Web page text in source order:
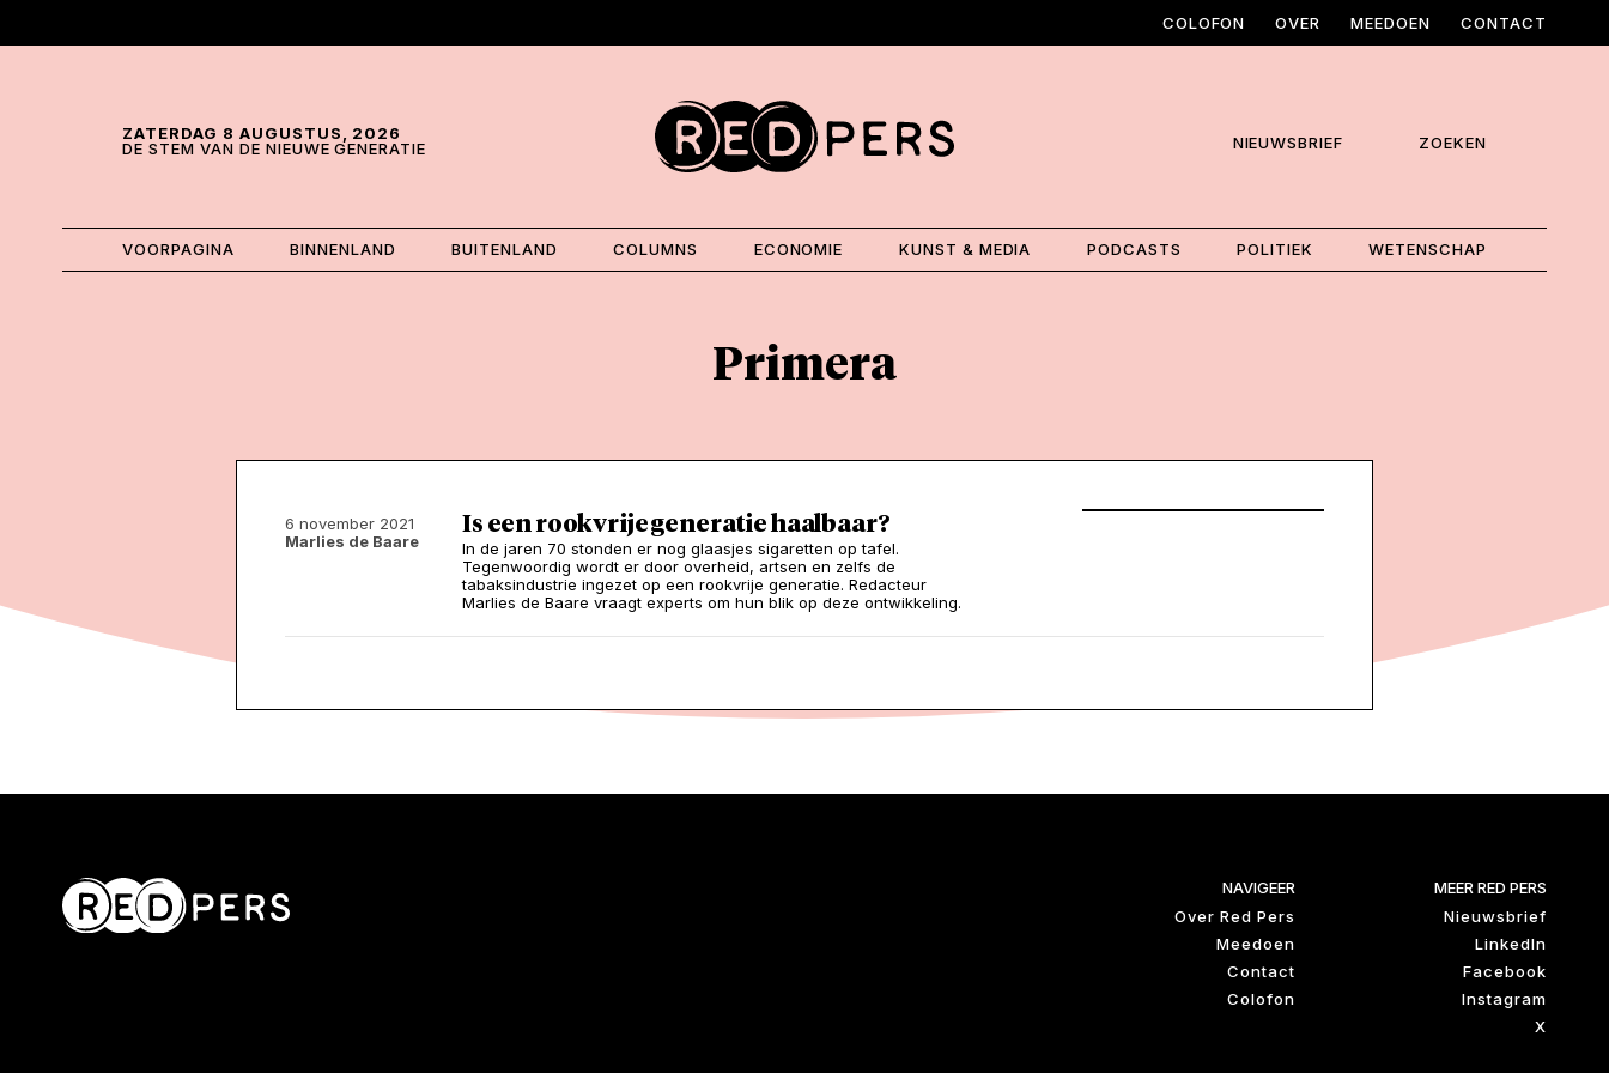
COLOFON OVER MEEDOEN CONTACT
ZATERDAG 8 AUGUSTUS, 2026
DE STEM VAN DE NIEUWE GENERATIE
NIEUWSBRIEF ZOEKEN
VOORPAGINA BINNENLAND BUITENLAND COLUMNS ECONOMIE KUNST & MEDIA PODCASTS POLITIEK WETENSCHAP
Primera
6 november 2021
Marlies de Baare
Is een rookvrije generatie haalbaar?
In de jaren 70 stonden er nog glaasjes sigaretten op tafel.
Tegenwoordig wordt er door overheid, artsen en zelfs de
tabaksindustrie ingezet op een rookvrije generatie. Redacteur
Marlies de Baare vraagt experts om hun blik op deze ontwikkeling.
NAVIGEER
Over Red Pers
Meedoen
Contact
Colofon
MEER RED PERS
Nieuwsbrief
LinkedIn
Facebook
Instagram
X